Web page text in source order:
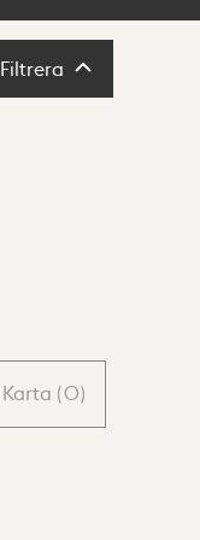
Filtrera Filtrera
Karta (0)